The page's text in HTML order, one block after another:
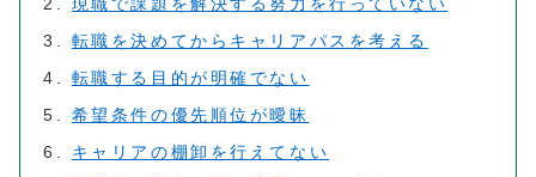
現職で課題を解決する努力を行っていない
転職を決めてからキャリアパスを考える
転職する目的が明確でない
希望条件の優先順位が曖昧
キャリアの棚卸を行えてない